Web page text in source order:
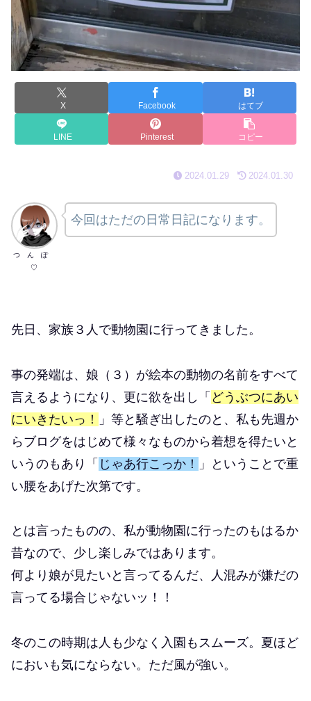
X Facebook はてブ
LINE Pinterest コピー
2024.01.29 2024.01.30
つ ん ぽ
♡
今回はただの日常日記になります。
先日、家族３人で動物園に行ってきました。
事の発端は、娘（３）が絵本の動物の名前をすべて
言えるようになり、更に欲を出し「 どうぶつにあい
にいきたいっ！
」等と騒ぎ出したのと、私も先週か
らブログをはじめて様々なものから着想を得たいと
いうのもあり「 じゃあ行こっか！
」ということで重
い腰をあげた次第です。
とは言ったものの、私が動物園に行ったのもはるか
昔なので、少し楽しみではあります。
何より娘が見たいと言ってるんだ、人混みが嫌だの
言ってる場合じゃないッ！！
冬のこの時期は人も少なく入園もスムーズ。夏ほど
においも気にならない。ただ風が強い。